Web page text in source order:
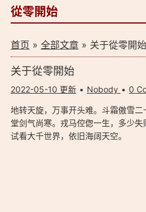
從零開始
首页 » 全部文章» 关于從零開始
关于從零開始
2022-05-10 更新 Nobody 0
地转天旋，万事开头难。斗霜傲雪二
堂剑气尚寒。戎马倥偬一生，多少失
试看大千世界，依旧海阔天空。